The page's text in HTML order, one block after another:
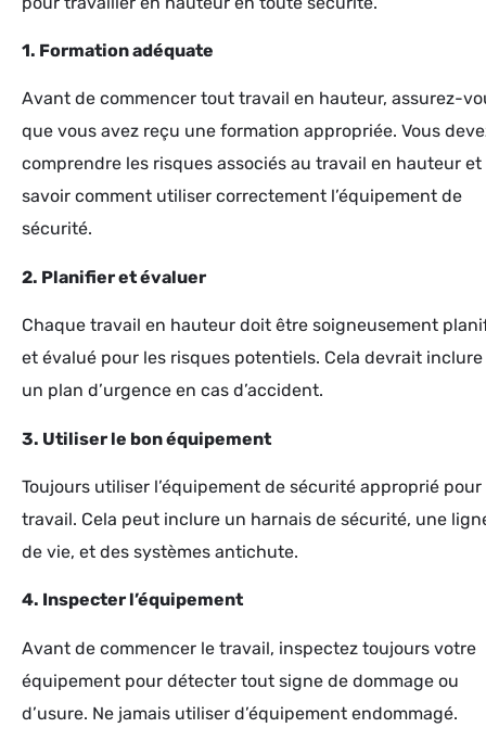
1. Formation adéquate
Avant de commencer tout travail en hauteur, assurez-
que vous avez reçu une formation appropriée. Vous
comprendre les risques associés au travail en hauteur et
savoir comment utiliser correctement l’équipement de
sécurité.
2. Planifier et évaluer
Chaque travail en hauteur doit être soigneusement
et évalué pour les risques potentiels. Cela devrait inclure
un plan d’urgence en cas d’accident.
3. Utiliser le bon équipement
Toujours utiliser l’équipement de sécurité approprié pour
travail. Cela peut inclure un harnais de sécurité, une
de vie, et des systèmes antichute.
4. Inspecter l’équipement
Avant de commencer le travail, inspectez toujours votre
équipement pour détecter tout signe de dommage ou
d’usure. Ne jamais utiliser d’équipement endommagé.